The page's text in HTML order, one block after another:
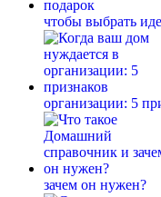
чтобы выбрать
организации: 5
зачем он нужен?